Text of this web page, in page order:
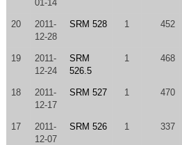
01-14
20
2011-
12-28
SRM 528 1 452
19
2011-
12-24
SRM
526.5
1 468
18
2011-
12-17
SRM 527 1 470
17
2011-
12-07
SRM 526 1 337